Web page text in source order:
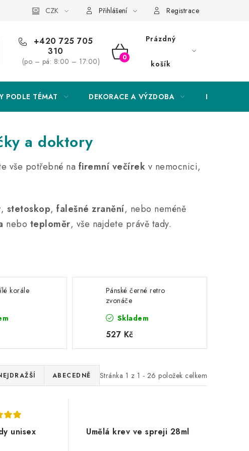
Obchodní podmínky Podmínky ochrany osobních údajů
CZK Přihlášení Registrace
+420 725 705
310
(po – pá: 8:00 – 17:00)
NÁKUPNÍ
Prázdný
košík
PODLE TÉMAT DEKORACE A VÝZDOBA
a doktory
vše potřebné na firemní večírek v nemocnici,
, stetoskop, falešné zranění, nebo neméně
nebo teploměr, vše najdete právě tady.
korále
Pánské černé retro
zvonáče
Skladem
527 Kč
Stránka 1 z 1 - 26 položek celkem
ABECEDNĚ
unisex Umělá krev ve spreji 28ml